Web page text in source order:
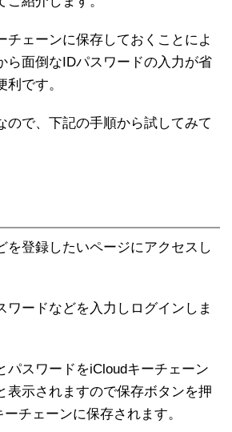
チェーンに保存しておくことによ
ら面倒なIDパスワードの入力が省
です。
ので、下記の手順から試してみて
登録したいページにアクセスし
ードなどを入力しログインしま
スワードをiCloudキーチェーン
表示されますので保存ボタンを押
チェーンに保存されます。